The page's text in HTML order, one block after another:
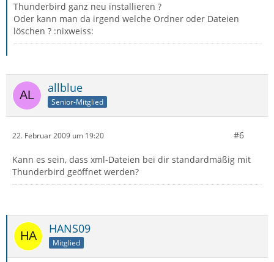
Thunderbird ganz neu installieren ?
Oder kann man da irgend welche Ordner oder Dateien
löschen ? :nixweiss:
allblue
Senior-Mitglied
22. Februar 2009 um 19:20 #6
Kann es sein, dass xml-Dateien bei dir standardmäßig mit
Thunderbird geöffnet werden?
HANS09
Mitglied